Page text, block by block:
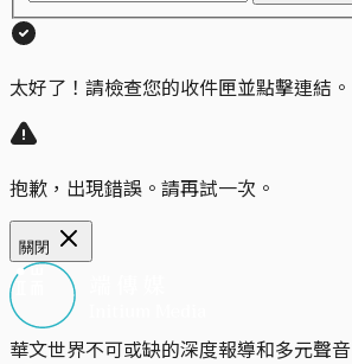
太好了！請檢查您的收件匣並點擊連結。
抱歉，出現錯誤。請再試一次。
關閉
華文世界不可或缺的深度報導和多元聲音